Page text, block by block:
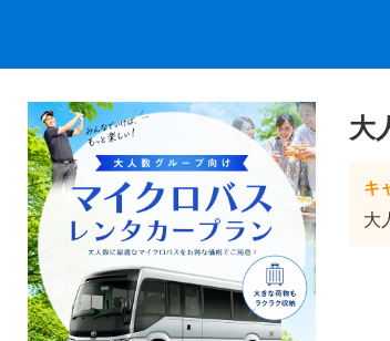
大
キ
大